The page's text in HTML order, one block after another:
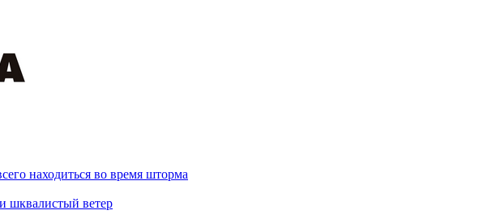
находиться во время шторма
шквалистый ветер